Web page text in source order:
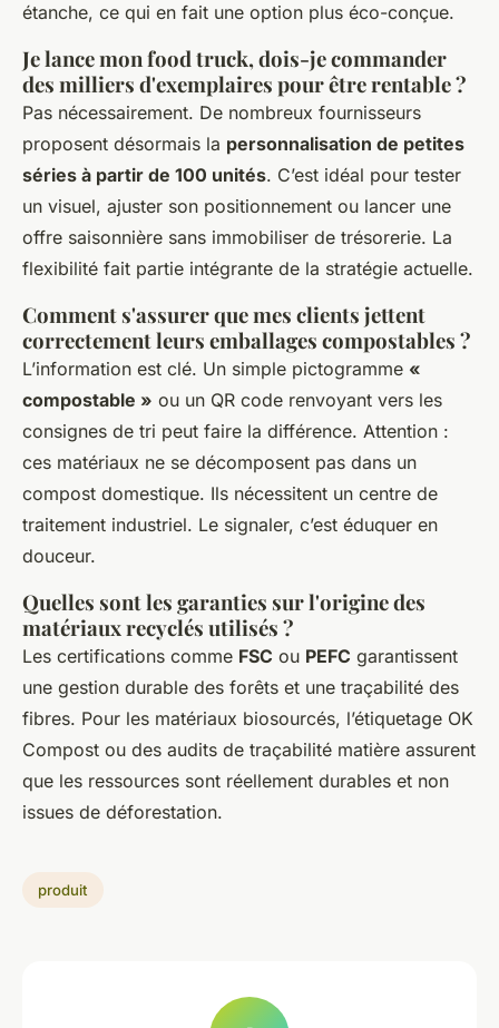
étanche, ce qui en fait une option plus éco-conçue.
Je lance mon food truck, dois-je commander
des milliers d'exemplaires pour être rentable ?
Pas nécessairement. De nombreux fournisseurs
proposent désormais la personnalisation de petites
séries à partir de 100 unités. C’est idéal pour tester
un visuel, ajuster son positionnement ou lancer une
offre saisonnière sans immobiliser de trésorerie. La
flexibilité fait partie intégrante de la stratégie actuelle.
Comment s'assurer que mes clients jettent
correctement leurs emballages compostables ?
L’information est clé. Un simple pictogramme «
compostable » ou un QR code renvoyant vers les
consignes de tri peut faire la différence. Attention :
ces matériaux ne se décomposent pas dans un
compost domestique. Ils nécessitent un centre de
traitement industriel. Le signaler, c’est éduquer en
douceur.
Quelles sont les garanties sur l'origine des
matériaux recyclés utilisés ?
Les certifications comme FSC ou PEFC garantissent
une gestion durable des forêts et une traçabilité des
fibres. Pour les matériaux biosourcés, l’étiquetage OK
Compost ou des audits de traçabilité matière assurent
que les ressources sont réellement durables et non
issues de déforestation.
produit